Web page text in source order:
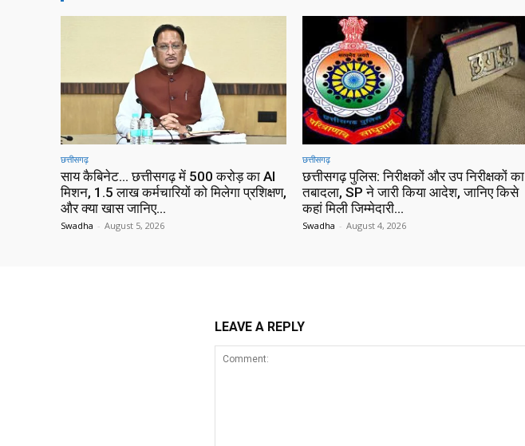
छत्तीसगढ़
साय कैबिनेट… छत्तीसगढ़ में 500 करोड़ का AI
मिशन, 1.5 लाख कर्मचारियों को मिलेगा प्रशिक्षण,
और क्या खास जानिए…
Swadha - August 5, 2026
छत्तीसगढ़
छत्तीसगढ़ पुलिस: निरीक्षकों और उप निरीक्षकों का
तबादला, SP ने जारी किया आदेश, जानिए किसे
कहां मिली जिम्मेदारी…
Swadha - August 4, 2026
LEAVE A REPLY